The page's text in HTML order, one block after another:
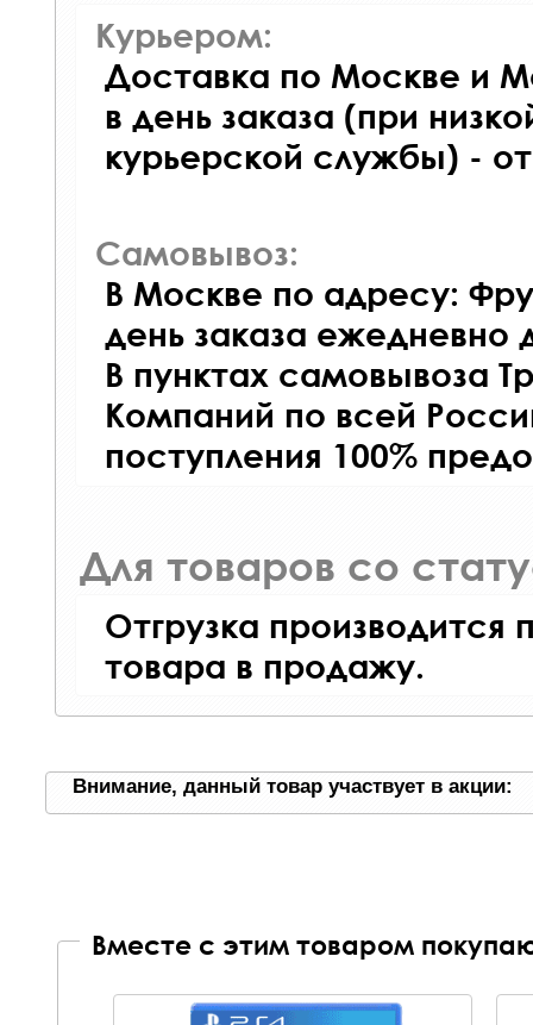
Курьером:
Доставка по Москве и
в день заказа (при
курьерской службы) -
Самовывоз:
В Москве по адресу:
день заказа ежедневно
В пунктах самовывоза
Компаний по всей
поступления 100%
Для товаров со
Отгрузка производится
товара в продажу.
Внимание, данный товар участвует в акции:
Вместе с этим товаром